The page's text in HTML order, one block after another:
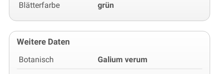
Blätterfarbe grün
Weitere Daten
Botanisch Galium verum